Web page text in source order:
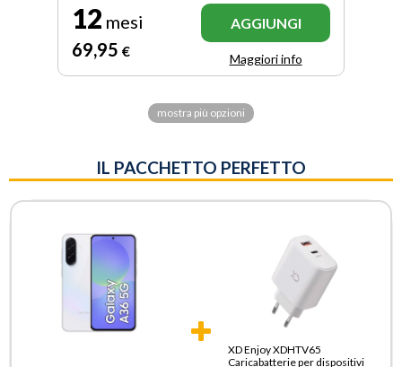
12 mesi
69,95 €
AGGIUNGI
Maggiori info
mostra più opzioni
IL PACCHETTO PERFETTO
XD Enjoy XDHTV65
Caricabatterie per dispositivi